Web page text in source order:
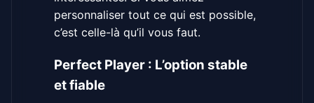
personnaliser tout ce qui est possible,
c’est celle-là qu’il vous faut.
Perfect Player : L’option stable
et fiable